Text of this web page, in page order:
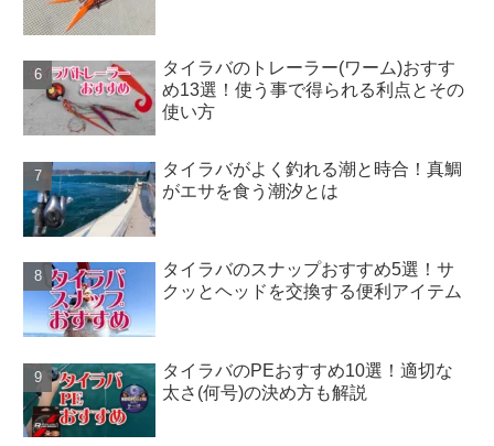
タイラバのトレーラー(ワーム)おすす
め13選！使う事で得られる利点とその
使い方
タイラバがよく釣れる潮と時合！真鯛
がエサを食う潮汐とは
タイラバのスナップおすすめ5選！サ
クッとヘッドを交換する便利アイテム
タイラバのPEおすすめ10選！適切な
太さ(何号)の決め方も解説